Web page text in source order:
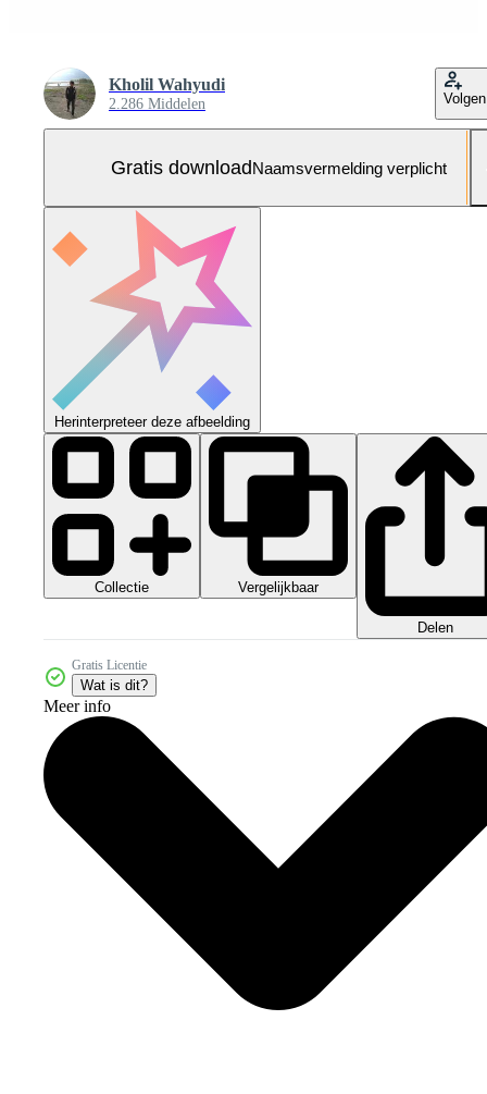
Kholil Wahyudi
2.286 Middelen Volgen
Gratis downloadNaamsvermelding verplicht
Herinterpreteer deze afbeelding
Collectie Vergelijkbaar
Delen
Gratis Licentie
Wat is dit?
Meer info